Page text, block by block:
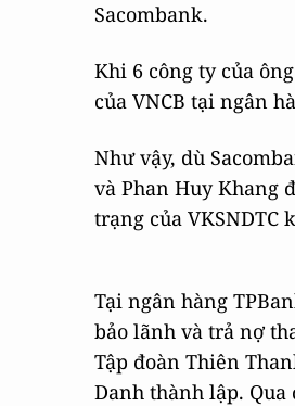
Sacombank.
Khi 6 công ty của
của VNCB tại ngân
Như vậy, dù
và Phan Huy Khang
trạng của VKSNDTC
Tại ngân hàng
bảo lãnh và trả nợ
Tập đoàn Thiên
Danh thành lập. Qua